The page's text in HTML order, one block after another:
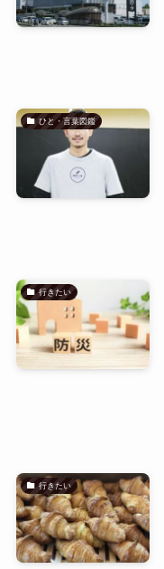
ひと・言葉図鑑
行きたい
行きたい